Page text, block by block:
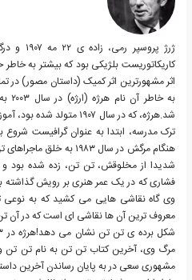
کاریکاتوریست بلژیکی بود که بیشتر به
اثر مشهورترین اثر کمیک (داستان مصور) در
به
شد.هرژه، که در سال ۱۹۰۷
هنگام مرگش در سال ۱۹۸۳
شدیدا از مخلوقش، تن تن، زده شده بود
فشاری که در یک عمر هنری بر رویش گذاشته
وی گاه نقاشی هایی می کشید که به نوعی
معروف ترین آن ها نقاشی ای است که در آن
مرگ وی، آخرین کتاب تن تن به نام تن تن و
مشهوری سعی در به پایان رساندن آخرین